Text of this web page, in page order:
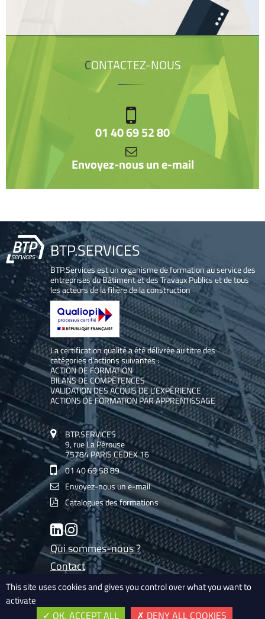
CONTACTEZ-NOUS
01 40 69 52 80
Envoyez-nous un e-mail
BTP.SERVICES
BTP.Services est un organisme de formation au service des
entreprises du Bâtiment et des Travaux Publics et de tous
les acteurs de la filière de la construction
La certification qualité a été délivrée au titre des
catégories d’actions suivantes :
ACTION DE FORMATION
BILANS DE COMPÉTENCES
VALIDATION DES ACQUIS DE L’EXPÉRIENCE
ACTIONS DE FORMATION PAR APPRENTISSAGE
BTP.SERVICES
9, rue La Pérouse
75784 PARIS CEDEX 16
01 40 69 58 89
Envoyez-nous un e-mail
Catalogues des formations
LinkedInInstagram
Qui sommes-nous ?
Contact
Les experts de BTP.Services
This site uses cookies and gives you control over what you want to
activate
OK, ACCEPT ALL DENY ALL COOKIES